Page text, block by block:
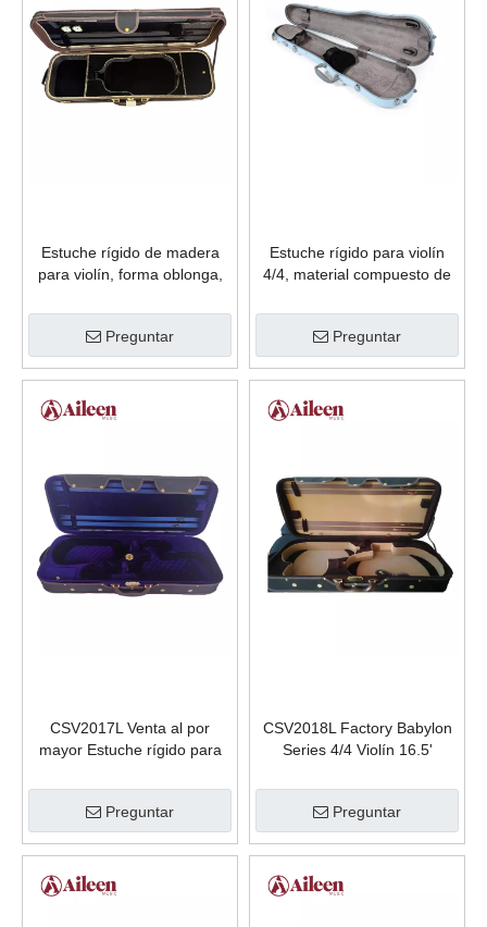
Estuche rígido de madera
para violín, forma oblonga,
Preguntar
Estuche rígido para violín
4/4, material compuesto de
P812
Preguntar
CSV2017L Venta al por
mayor Estuche rígido para
Babylon Estuche rígido para
violines dobles
Preguntar
CSV2018L Factory Babylon
Series 4/4 Violín 16.5'
Preguntar